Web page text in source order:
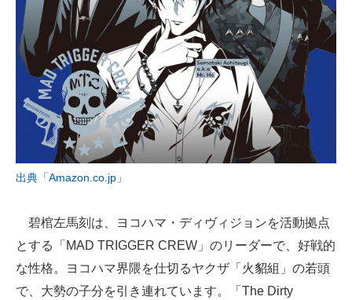
出典「Amazon.co.jp」
碧棺左馬刻は、ヨコハマ・ディヴィジョンを活動拠点
とする「MAD TRIGGER CREW」のリーダーで、好戦的
な性格。ヨコハマ界隈を仕切るヤクザ「火貂組」の若頭
で、大勢の子分を引き連れています。「The Dirty